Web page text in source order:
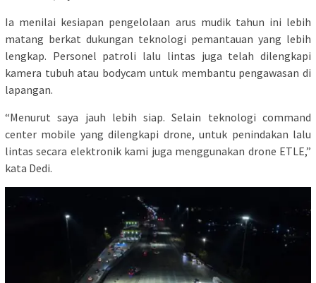
Ia menilai kesiapan pengelolaan arus mudik tahun ini lebih
matang berkat dukungan teknologi pemantauan yang lebih
lengkap. Personel patroli lalu lintas juga telah dilengkapi
kamera tubuh atau bodycam untuk membantu pengawasan di
lapangan.
“Menurut saya jauh lebih siap. Selain teknologi command
center mobile yang dilengkapi drone, untuk penindakan lalu
lintas secara elektronik kami juga menggunakan drone ETLE,”
kata Dedi.